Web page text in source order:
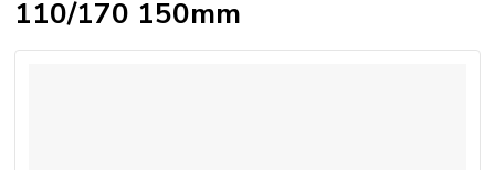
110/170 150mm